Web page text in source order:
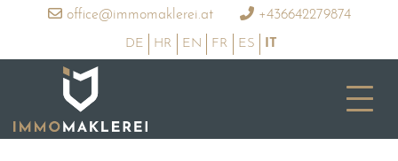
office@immomaklerei.at +436642279874
DE HR EN FR ES IT